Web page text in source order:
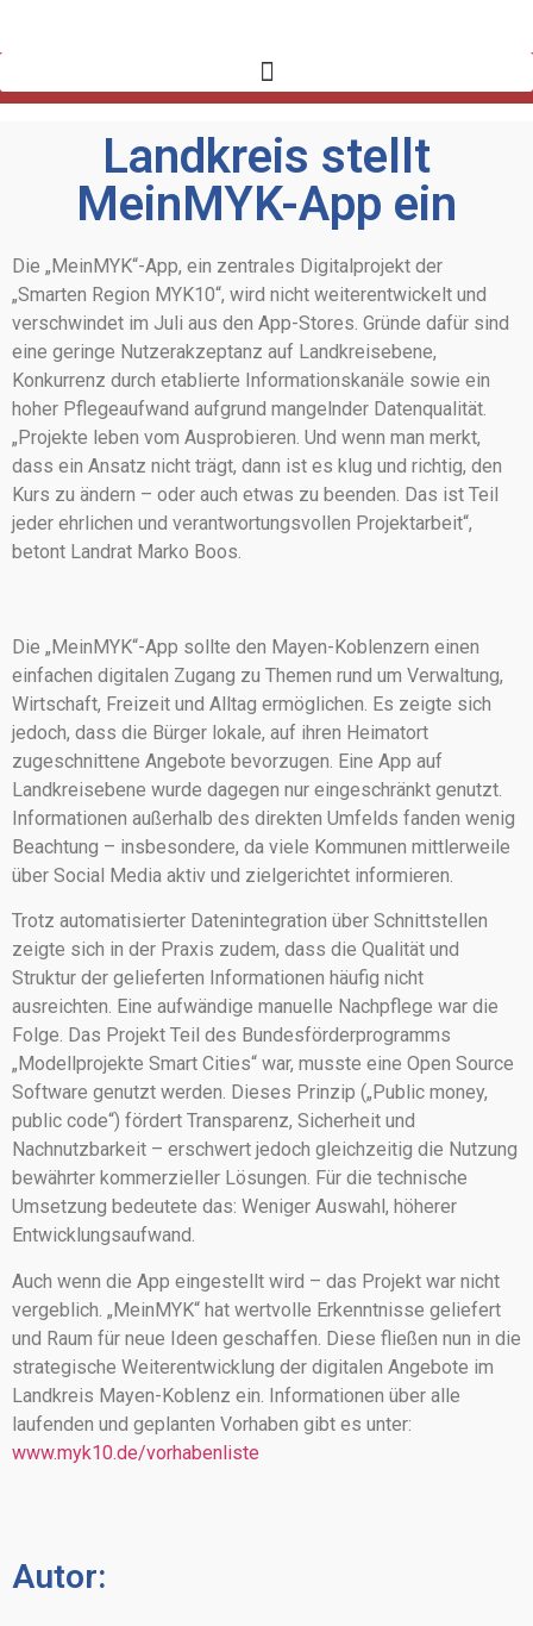
Landkreis stellt
MeinMYK-App ein
Die „MeinMYK“-App, ein zentrales Digitalprojekt der
„Smarten Region MYK10“, wird nicht weiterentwickelt und
verschwindet im Juli aus den App-Stores. Gründe dafür sind
eine geringe Nutzerakzeptanz auf Landkreisebene,
Konkurrenz durch etablierte Informationskanäle sowie ein
hoher Pflegeaufwand aufgrund mangelnder Datenqualität.
„Projekte leben vom Ausprobieren. Und wenn man merkt,
dass ein Ansatz nicht trägt, dann ist es klug und richtig, den
Kurs zu ändern – oder auch etwas zu beenden. Das ist Teil
jeder ehrlichen und verantwortungsvollen Projektarbeit“,
betont Landrat Marko Boos.
Die „MeinMYK“-App sollte den Mayen-Koblenzern einen
einfachen digitalen Zugang zu Themen rund um Verwaltung,
Wirtschaft, Freizeit und Alltag ermöglichen. Es zeigte sich
jedoch, dass die Bürger lokale, auf ihren Heimatort
zugeschnittene Angebote bevorzugen. Eine App auf
Landkreisebene wurde dagegen nur eingeschränkt genutzt.
Informationen außerhalb des direkten Umfelds fanden wenig
Beachtung – insbesondere, da viele Kommunen mittlerweile
über Social Media aktiv und zielgerichtet informieren.
Trotz automatisierter Datenintegration über Schnittstellen
zeigte sich in der Praxis zudem, dass die Qualität und
Struktur der gelieferten Informationen häufig nicht
ausreichten. Eine aufwändige manuelle Nachpflege war die
Folge. Das Projekt Teil des Bundesförderprogramms
„Modellprojekte Smart Cities“ war, musste eine Open Source
Software genutzt werden. Dieses Prinzip („Public money,
public code“) fördert Transparenz, Sicherheit und
Nachnutzbarkeit – erschwert jedoch gleichzeitig die Nutzung
bewährter kommerzieller Lösungen. Für die technische
Umsetzung bedeutete das: Weniger Auswahl, höherer
Entwicklungsaufwand.
Auch wenn die App eingestellt wird – das Projekt war nicht
vergeblich. „MeinMYK“ hat wertvolle Erkenntnisse geliefert
und Raum für neue Ideen geschaffen. Diese fließen nun in die
strategische Weiterentwicklung der digitalen Angebote im
Landkreis Mayen-Koblenz ein. Informationen über alle
laufenden und geplanten Vorhaben gibt es unter:
www.myk10.de/vorhabenliste
Autor: